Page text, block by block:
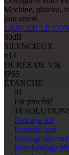
Machine, plateau,
jour ouvré.
LANCER LE
60dB
SILENCIEUX
x14
DURÉE DE VIE
IP65
ÉTANCHE
01
Par procédé
18
Ponçage sol
Ponçage mur
Ponçage plafond
Bouchardage